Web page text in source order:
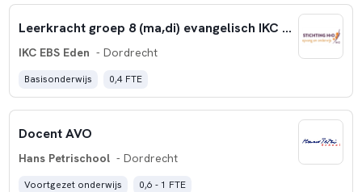
Leerkracht groep 8 (ma,di) evangelisch IKC Eden
IKC EBS Eden - Dordrecht
Basisonderwijs 0,4 FTE
Docent AVO
Hans Petrischool - Dordrecht
Voortgezet onderwijs 0,6 - 1 FTE